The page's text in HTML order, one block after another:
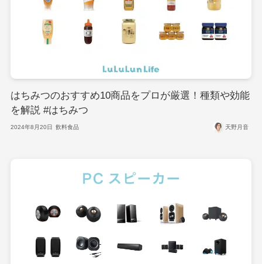
はちみつのおすすめ10商品をプロが厳選！種類や効能
を解説 #はちみつ
2024年8月20日 飲料食品 天野月音